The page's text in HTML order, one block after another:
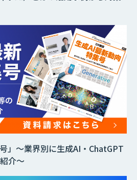
」～業界別に生成AI・ChatGPT
介～